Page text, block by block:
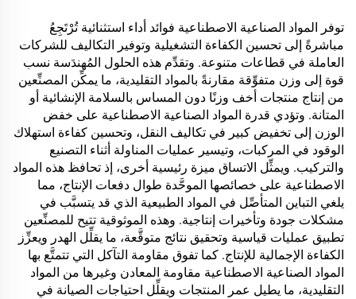
الحبوب، ووسائل النقل
والمرافق الخارجية،
والتطبيقات الناشئة في أنماط
الحياة
والمعجنات والتوابل
توفر المواد الصناعية الاصطناعية فوائد أداء استثنائية تُرْتَجِعُ
مباشرةً إلى تحسين الكفاءة التشغيلية وتوفير التكاليف للشركات
العاملة في قطاعات متنوعة. وتقدِّم هذه الحلول المُهندَسة نسب
قوة إلى وزن متفوِّقة مقارنةً بالمواد التقليدية، ما يمكِّن المصنِّعين
من إنتاج منتجات أخف وزنًا دون المساس بالسلامة الإنشائية أو
المتانة. وتؤدي قدرة المواد الصناعية الاصطناعية على خفض
الوزن إلى تخفيض كبير في تكاليف النقل، وتحسين كفاءة استهلاك
الوقود في المركبات، وتيسير عمليات المناولة أثناء التصنيع
والتركيب. ويمثِّل الاتساق ميزة رئيسية أخرى، إذ تحافظ هذه المواد
الاصطناعية على خصائصها الموحَّدة طوال دفعات الإنتاج، مما
يلغي التباين المتأصِّل في المواد الطبيعية الذي قد يتسبَّب في
مشكلات جودة وتأخيرات إنتاجية. وهذه الموثوقية تتيح للمصنِّعين
تطبيق عمليات قياسية وتحقيق نتائج متوقَّعة، ما يقلِّل الهدر ويعزِّز
الكفاءة الإجمالية للإنتاج. كما تفوق مقاومة التآكل التي تتمتَّع بها
المواد الصناعية الاصطناعية مقاومة المعادن وغيرها من المواد
التقليدية، ما يطيل عمر المنتجات ويقلِّل احتياجات الصيانة في